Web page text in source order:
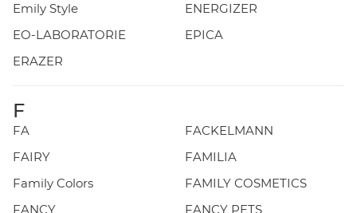
Emily Style
ENERGIZER
EO-LABORATORIE
EPICA
ERAZER
F
FA
FACKELMANN
FAIRY
FAMILIA
Family Colors
FAMILY COSMETICS
FANCY
FANCY PETS